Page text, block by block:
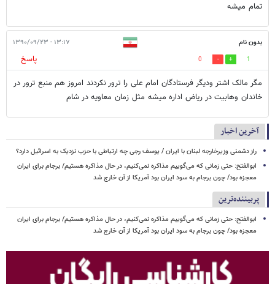
تمام میشه
بدون نام ۱۳:۱۷ - ۱۳۹۰/۰۹/۲۳
1
0
پاسخ
مگر مالک اشتر ودیگر فرستادگان امام علی را ترور نکردند امروز هم منبع ترور در
خاندان وهابیت در ریاض اداره میشه مثل زمان معاویه در شام
آخرین اخبار
راز دشمنی وزیرخارجه لبنان با ایران / یوسف رجی چه ارتباطی با حزب نزدیک به اسرائیل دارد؟
ابوالفتح: حتی زمانی که می‌گوییم مذاکره نمی‌کنیم، در حال مذاکره هستیم/ برجام برای ایران
معجزه بود/ چون برجام به سود ایران بود آمریکا از آن خارج شد
پربیننده‌ترین
ابوالفتح: حتی زمانی که می‌گوییم مذاکره نمی‌کنیم، در حال مذاکره هستیم/ برجام برای ایران
معجزه بود/ چون برجام به سود ایران بود آمریکا از آن خارج شد